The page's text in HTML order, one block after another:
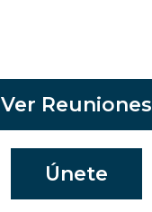
Ver Reuniones
Únete